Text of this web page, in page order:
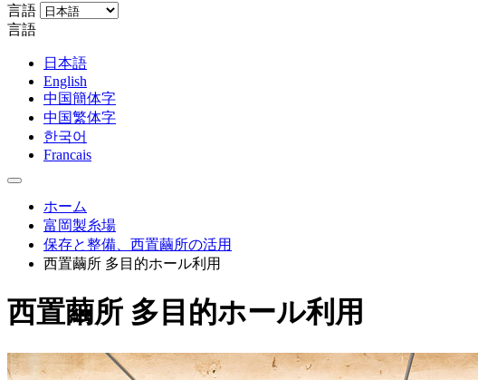
言語
言語
日本語
English
中国簡体字
中国繁体字
한국어
Francais
ホーム
富岡製糸場
保存と整備、西置繭所の活用
西置繭所 多目的ホール利用
西置繭所 多目的ホール利用